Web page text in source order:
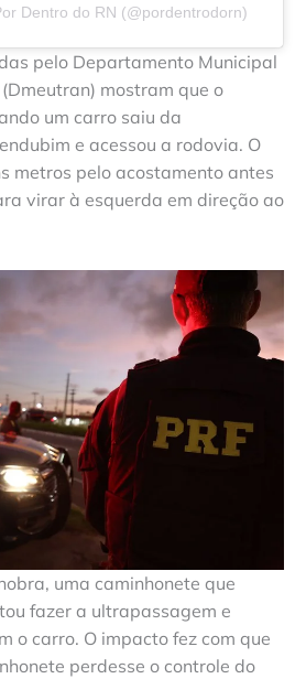
Dentro do RN (@pordentrodorn)
pelo Departamento Municipal
mostram que o
um carro saiu da
e acessou a rodovia. O
metros pelo acostamento antes
virar à esquerda em direção ao
uma caminhonete que
fazer a ultrapassagem e
o carro. O impacto fez com que
perdesse o controle do